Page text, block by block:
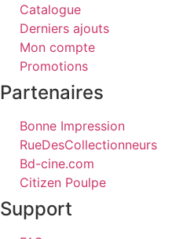
Catalogue
Derniers ajouts
Mon compte
Promotions
Partenaires
Bonne Impression
RueDesCollectionneurs
Bd-cine.com
Citizen Poulpe
Support